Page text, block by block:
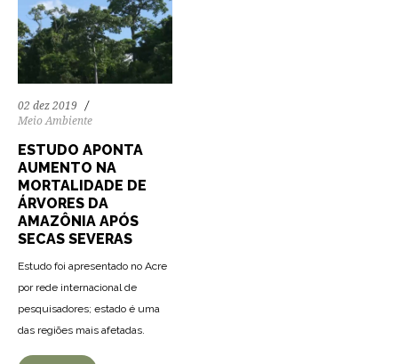
02 dez 2019
Meio Ambiente
ESTUDO APONTA
AUMENTO NA
MORTALIDADE DE
ÁRVORES DA
AMAZÔNIA APÓS
SECAS SEVERAS
Estudo foi apresentado no Acre
por rede internacional de
pesquisadores; estado é uma
das regiões mais afetadas.